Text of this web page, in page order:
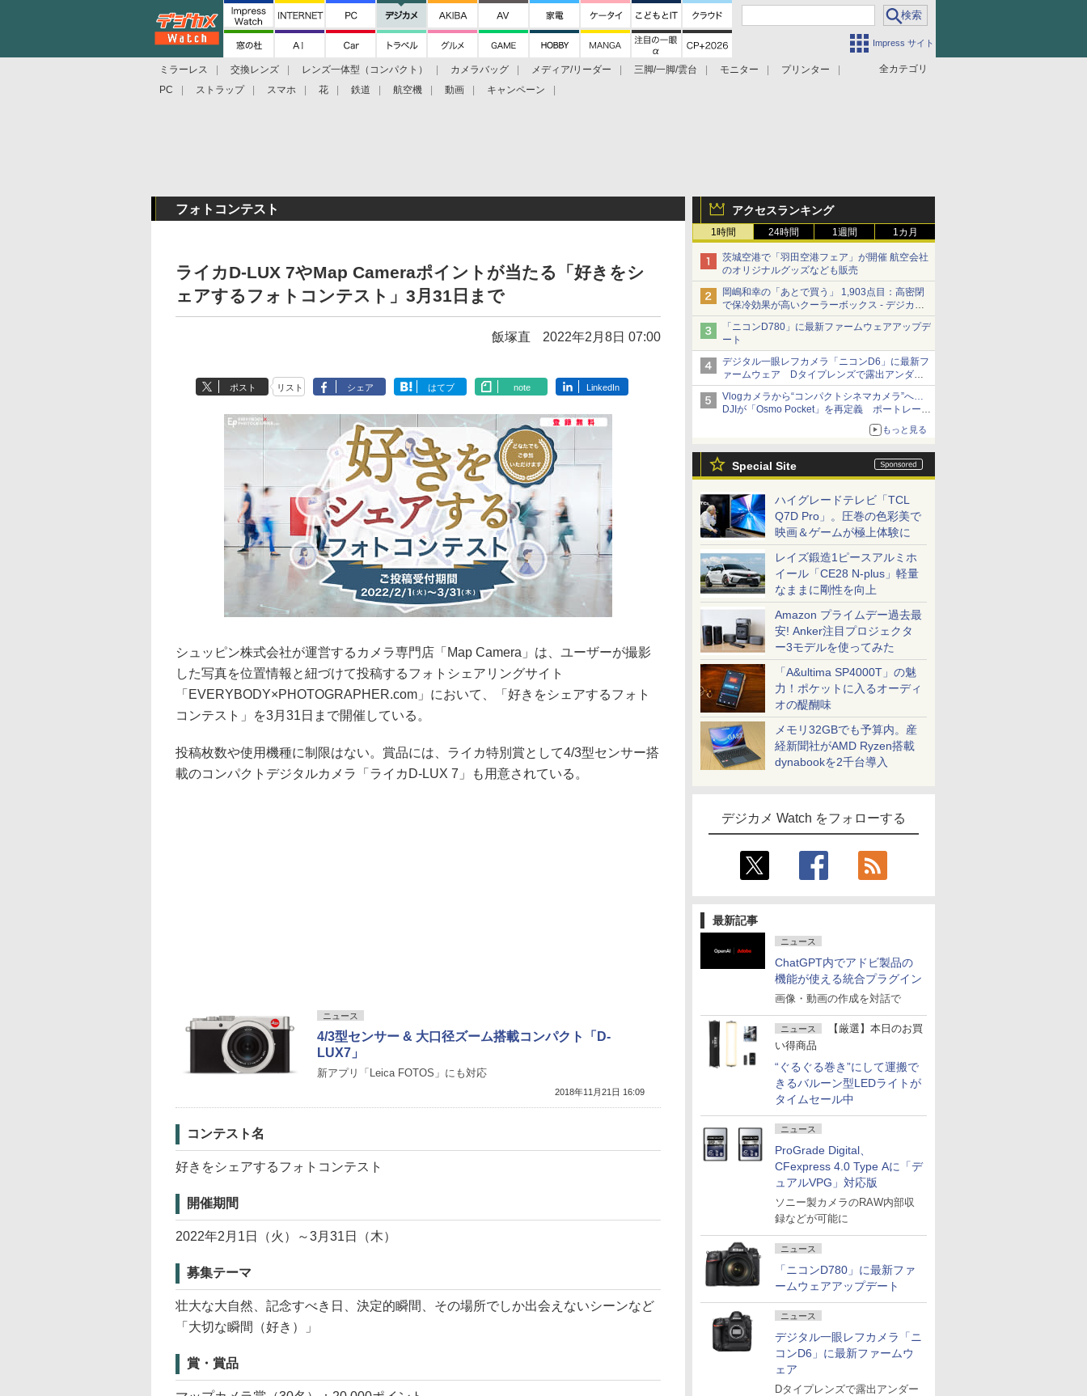
Impress サイト
全カテゴリ
ミラーレス 交換レンズ レンズ一体型（コンパクト） カメラバッグ メディア/リーダー 三脚/一脚/雲台 モニター
プリンター
PC
ストラップ スマホ 花 鉄道 航空機 動画 キャンペーン
アクセスランキング
1時間 24時間 1週間 1カ月
茨城空港で「羽田空港フェア」が開催 航空会社
のオリジナルグッズなども販売
岡嶋和幸の「あとで買う」 1,903点目：高密閉
で保冷効果が高いクーラーボックス - デジカメ
Watch
「ニコンD780」に最新ファームウェアアップデ
ート
デジタル一眼レフカメラ「ニコンD6」に最新フ
ァームウェア Dタイプレンズで露出アンダー
になる現象の修正など
Vlogカメラから“コンパクトシネマカメラ”へ…
DJIが「Osmo Pocket」を再定義 ポートレート
もっと見る
Special Site
ハイグレードテレビ「TCL
Q7D Pro」。圧巻の色彩美で
映画＆ゲームが極上体験に
レイズ鍛造1ピースアルミホ
イール「CE28 N-plus」軽量
なままに剛性を向上
Amazon プライムデー過去最
安! Anker注目プロジェクタ
ー3モデルを使ってみた
「A&ultima SP4000T」の魅
力！ポケットに入るオーディ
オの醍醐味
メモリ32GBでも予算内。産
経新聞社がAMD Ryzen搭載
dynabookを2千台導入
デジカメ Watch をフォローする
最新記事
ニュース
ChatGPT内でアドビ製品の
機能が使える統合プラグイン
画像・動画の作成を対話で
ニュース
【厳選】本日のお買
い得商品
“ぐるぐる巻き”にして運搬で
きるバルーン型LEDライトが
タイムセール中
ニュース
ProGrade Digital、
CFexpress 4.0 Type Aに「デ
ュアルVPG」対応版
ソニー製カメラのRAW内部収
録などが可能に
ニュース
「ニコンD780」に最新ファ
ームウェアアップデート
ニュース
デジタル一眼レフカメラ「ニ
コンD6」に最新ファームウ
ェア
Dタイプレンズで露出アンダー
フォトコンテスト
ライカD-LUX 7やMap Cameraポイントが当たる「好きをシ
ェアするフォトコンテスト」3月31日まで
飯塚直 2022年2月8日 07:00
ポスト リスト シェア はてブ note LinkedIn
シュッピン株式会社が運営するカメラ専門店「Map Camera」は、ユーザーが撮影
した写真を位置情報と紐づけて投稿するフォトシェアリングサイト
「EVERYBODY×PHOTOGRAPHER.com」において、「好きをシェアするフォト
コンテスト」を3月31日まで開催している。
投稿枚数や使用機種に制限はない。賞品には、ライカ特別賞として4/3型センサー搭
載のコンパクトデジタルカメラ「ライカD-LUX 7」も用意されている。
ニュース
4/3型センサー & 大口径ズーム搭載コンパクト「D-
LUX7」
新アプリ「Leica FOTOS」にも対応
2018年11月21日 16:09
コンテスト名
好きをシェアするフォトコンテスト
開催期間
2022年2月1日（火）～3月31日（木）
募集テーマ
壮大な大自然、記念すべき日、決定的瞬間、その場所でしか出会えないシーンなど
「大切な瞬間（好き）」
賞・賞品